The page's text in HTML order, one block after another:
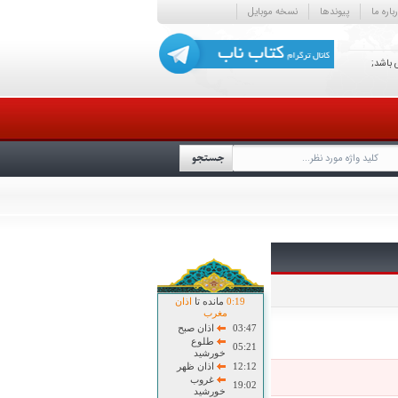
ما پیوندها نسخه موبایل
باشد;
0:19 مانده تا
اذان
مغرب
03:47
اذان صبح
05:21
طلوع
خورشید
12:12
اذان ظهر
19:02
غروب
خورشید